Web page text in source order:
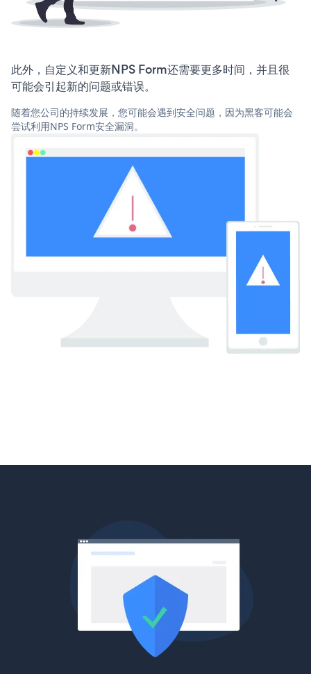
此外，自定义和更新NPS Form还需要更多时间，并且很
可能会引起新的问题或错误。
随着您公司的持续发展，您可能会遇到安全问题，因为黑客可能会
尝试利用NPS Form安全漏洞。